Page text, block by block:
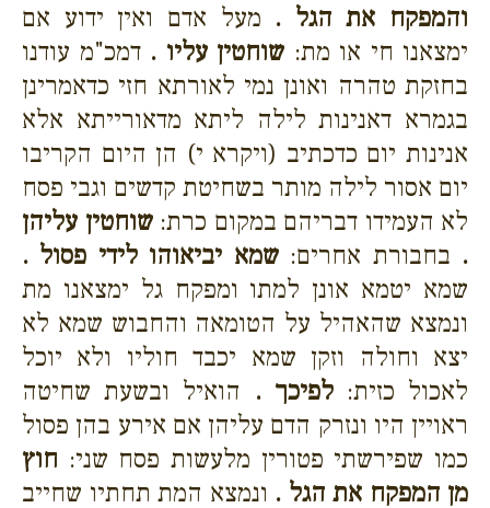
והמפקח את הגל . מעל אדם ואין ידוע אם
ימצאנו חי או מת: שוחטין עליו . דמכ"מ עודנו
בחזקת טהרה ואונן נמי לאורתא חזי כדאמרינן
בגמרא דאנינות לילה ליתא מדאורייתא אלא
אנינות יום כדכתיב (ויקרא י) הן היום הקריבו
יום אסור לילה מותר בשחיטת קדשים וגבי פסח
לא העמידו דבריהם במקום כרת:שוחטין עליהן
. בחבורת אחרים:שמא יביאוהו לידי פסול .
שמא יטמא אונן למתו ומפקח גל ימצאנו מת
ונמצא שהאהיל על הטומאה והחבוש שמא לא
יצא וחולה וזקן שמא יכבד חוליו ולא יוכל
לאכול כזית:לפיכך . הואיל ובשעת שחיטה
ראויין היו ונזרק הדם עליהן אם אירע בהן פסול
כמו שפירשתי פטורין מלעשות פסח שני: חוץ
מן המפקח את הגל . ונמצא המת תחתיו שחייב